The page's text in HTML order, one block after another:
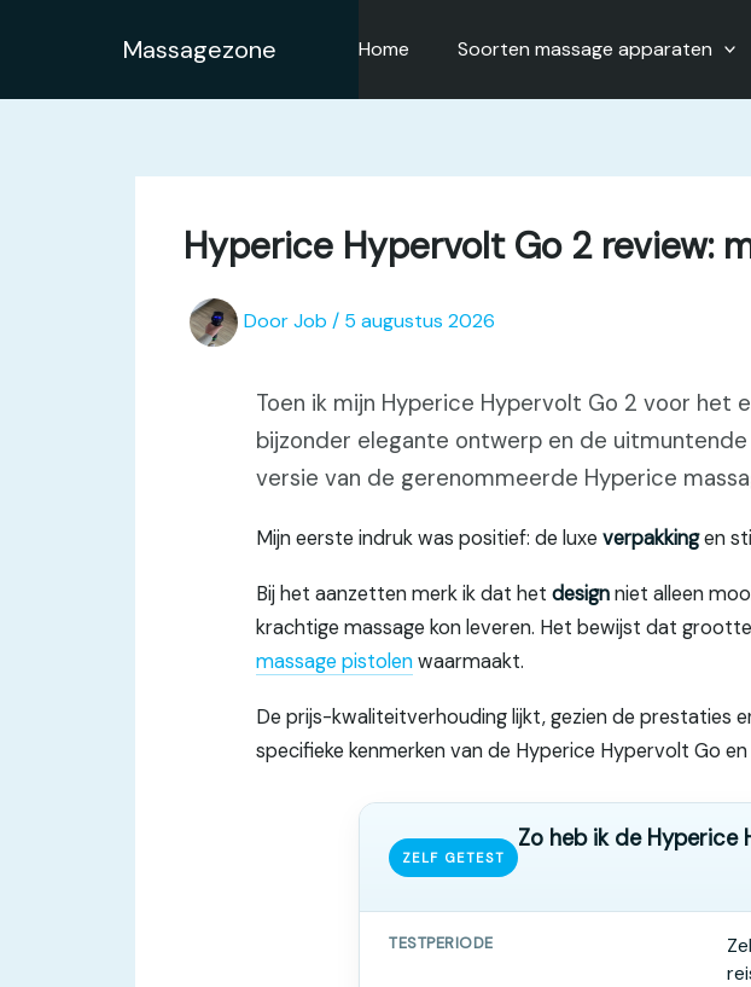
inhoud
Massagezone Home Soorten massage apparaten
Hyperice Hypervolt Go 2 review:
DoorJob / 5 augustus 2026
Toen ik mijn Hyperice Hypervolt Go 2 voor
bijzonder elegante ontwerp en de
versie van de gerenommeerde Hyperice
Mijn eerste indruk was positief: de luxe verpakkingen
Bij het aanzetten merk ik dat het designniet alleen
krachtige massage kon leveren. Het bewijst dat
massage pistolenwaarmaakt.
De prijs-kwaliteitverhouding lijkt, gezien de prestaties
specifieke kenmerken van de Hyperice Hypervolt Go
ZELF GETEST
Zo heb ik de
TESTPERIODE